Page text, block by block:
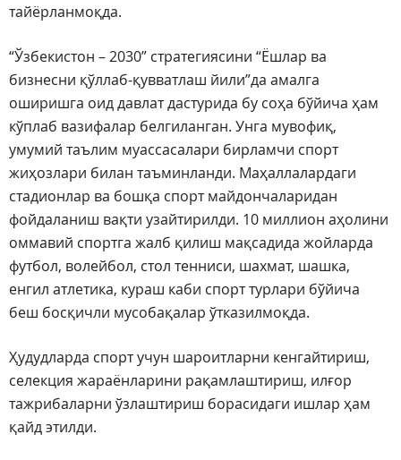
тайёрланмоқда.
“Ўзбекистон – 2030” стратегиясини “Ёшлар ва
бизнесни қўллаб-қувватлаш йили”да амалга
оширишга оид давлат дастурида бу соҳа бўйича ҳам
кўплаб вазифалар белгиланган. Унга мувофиқ,
умумий таълим муассасалари бирламчи спорт
жиҳозлари билан таъминланди. Маҳаллалардаги
стадионлар ва бошқа спорт майдончаларидан
фойдаланиш вақти узайтирилди. 10 миллион аҳолини
оммавий спортга жалб қилиш мақсадида жойларда
футбол, волейбол, стол тенниси, шахмат, шашка,
енгил атлетика, кураш каби спорт турлари бўйича
беш босқичли мусобақалар ўтказилмоқда.
Ҳудудларда спорт учун шароитларни кенгайтириш,
селекция жараёнларини рақамлаштириш, илғор
тажрибаларни ўзлаштириш борасидаги ишлар ҳам
қайд этилди.